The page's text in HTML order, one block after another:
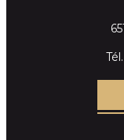
Tél.